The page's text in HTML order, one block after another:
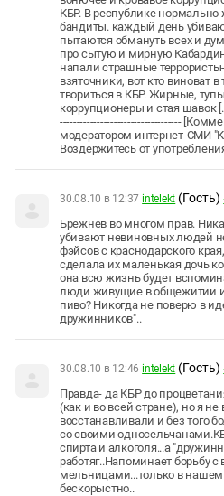
КБР. В республике нормально
бандиты. каждый день
пытаются обмануть всех и
про сытую и мирную
напали страшные
взяточники, вот кто виноват
твориться в КБР. Жирные,
коррупционеры и стая шавок
------------------------------------
модератором интернет-СМИ
Воздержитесь от
30.08.10 в 12:37 intelekt (Гость)
Брежнев во многом прав.
убивают невиновных людей
фэйсов с краснодарского
сделала их маленькая дочь
она всю жизнь будет
люди живущие в общежитии
пиво? Никогда не поверю в
дружинников"..
30.08.10 в 12:46 intelekt (Гость)
Правда- да КБР до
(как и во всей стране), но я
восстанавливали и без того
со своими
спирта и алкоголя...а
работяг..Напоминает борьбу
мельницами...только в нашем
бескорыстно..